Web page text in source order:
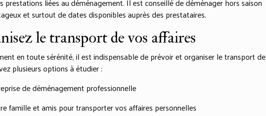
et surtout de dates disponibles auprès des prestataires.
le transport de vos affaires
en toute sérénité, il est indispensable de prévoir et organiser le transport de
plusieurs options à étudier :
de déménagement professionnelle
famille et amis pour transporter vos affaires personnelles